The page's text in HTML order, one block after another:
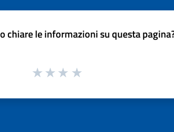
chiare le informazioni su questa